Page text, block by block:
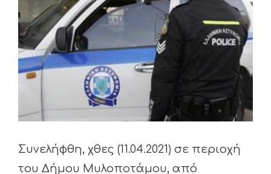
Image
Συνελήφθη, χθες (11.04.2021) σε περιοχή
του Δήμου Μυλοποτάμου, από